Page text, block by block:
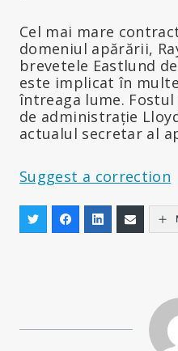
Cel mai mare
domeniul apărării,
brevetele Eastlund
este implicat în
întreaga lume.
de administrație
actualul secretar al
Suggest a correction